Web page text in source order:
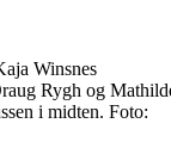
Winsnes
Rygh og
i midten. Foto: